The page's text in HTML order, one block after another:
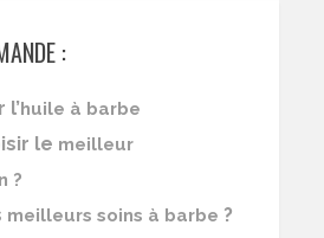
:
huile à barbe
le meilleur
?
meilleurs soins à barbe ?